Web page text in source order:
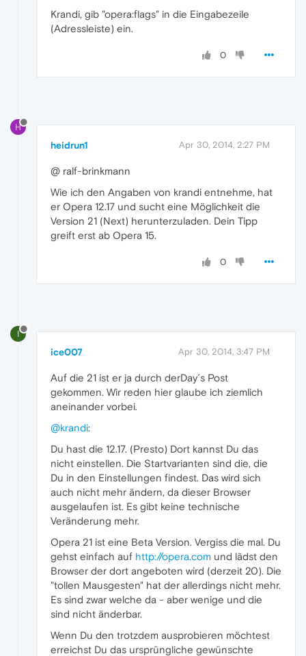
Krandi, gib "opera:flags" in die Eingabezeile
(Adressleiste) ein.
0
H
heidrun1 Apr 30, 2014, 2:27 PM
@ ralf-brinkmann
Wie ich den Angaben von krandi entnehme, hat
er Opera 12.17 und sucht eine Möglichkeit die
Version 21 (Next) herunterzuladen. Dein Tipp
greift erst ab Opera 15.
0
I
ice007 Apr 30, 2014, 3:47 PM
Auf die 21 ist er ja durch derDay´s Post
gekommen. Wir reden hier glaube ich ziemlich
aneinander vorbei.
@krandi:
Du hast die 12.17. (Presto) Dort kannst Du das
nicht einstellen. Die Startvarianten sind die, die
Du in den Einstellungen findest. Das wird sich
auch nicht mehr ändern, da dieser Browser
ausgelaufen ist. Es gibt keine technische
Veränderung mehr.
Opera 21 ist eine Beta Version. Vergiss die mal. Du
gehst einfach auf http://opera.com und lädst den
Browser der dort angeboten wird (derzeit 20). Die
"tollen Mausgesten" hat der allerdings nicht mehr.
Es sind zwar welche da - aber wenige und die
sind nicht änderbar.
Wenn Du den trotzdem ausprobieren möchtest
erreichst Du das ursprüngliche gewünschte